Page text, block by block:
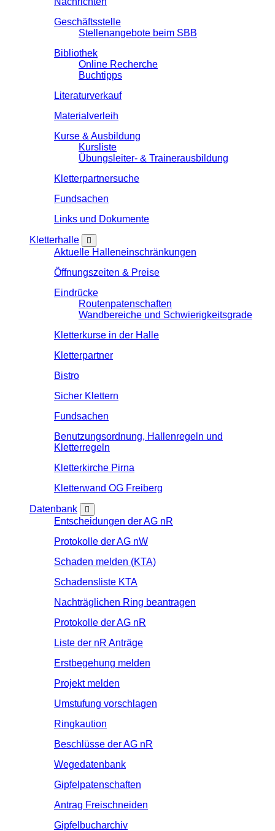
Geschäftsstelle
Stellenangebote beim SBB
Bibliothek
Online Recherche
Buchtipps
Literaturverkauf
Materialverleih
Kurse & Ausbildung
Kursliste
Übungsleiter- & Trainerausbildung
Kletterpartnersuche
Fundsachen
Links und Dokumente
Kletterhalle
Aktuelle Halleneinschränkungen
Öffnungszeiten & Preise
Eindrücke
Routenpatenschaften
Wandbereiche und Schwierigkeitsgrade
Kletterkurse in der Halle
Kletterpartner
Bistro
Sicher Klettern
Fundsachen
Benutzungsordnung, Hallenregeln und
Kletterregeln
Kletterkirche Pirna
Kletterwand OG Freiberg
Datenbank
Entscheidungen der AG nR
Protokolle der AG nW
Schaden melden (KTA)
Schadensliste KTA
Nachträglichen Ring beantragen
Protokolle der AG nR
Liste der nR Anträge
Erstbegehung melden
Projekt melden
Umstufung vorschlagen
Ringkaution
Beschlüsse der AG nR
Wegedatenbank
Gipfelpatenschaften
Antrag Freischneiden
Gipfelbucharchiv